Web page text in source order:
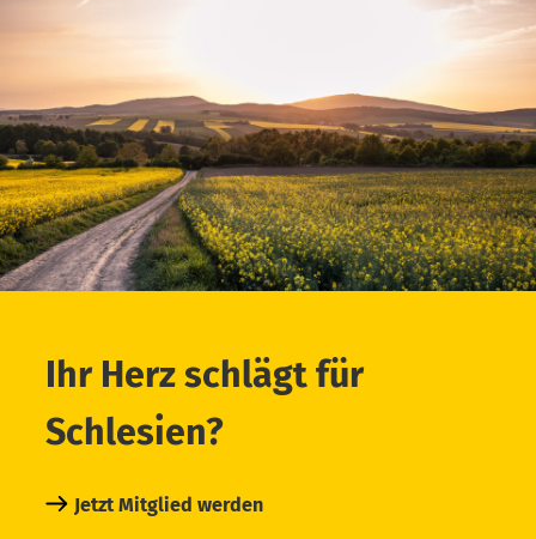
Ihr Herz schlägt für
Schlesien?
Jetzt Mitglied werden